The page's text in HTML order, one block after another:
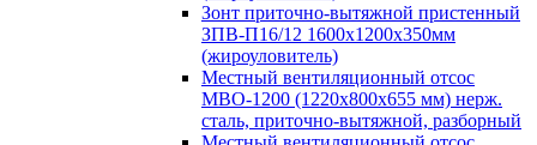
Зонт приточно-вытяжной пристенный
ЗПВ-П16/12 1600х1200х350мм
(жироуловитель)
Местный вентиляционный отсос
МВО-1200 (1220х800х655 мм) нерж.
сталь, приточно-вытяжной, разборный